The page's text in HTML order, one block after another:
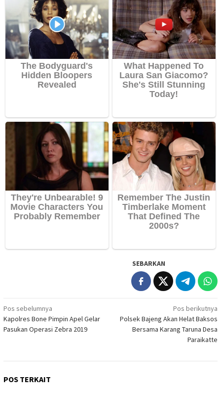
SEBARKAN
Navigasi
pos
Pos sebelumnya
Kapolres Bone Pimpin Apel Gelar
Pasukan Operasi Zebra 2019
Pos berikutnya
Polsek Bajeng Akan Helat Baksos
Bersama Karang Taruna Desa
Paraikatte
POS TERKAIT